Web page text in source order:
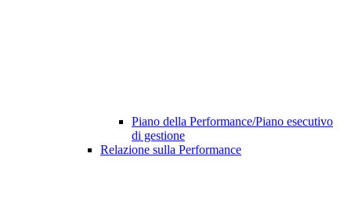
Piano della Performance/Piano esecutivo
di gestione
Relazione sulla Performance